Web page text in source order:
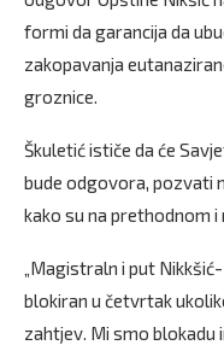
formi da garancija da
zakopavanja
groznice.
Škuletić ističe da će
bude odgovora, pozvati
kako su na prethodnom i
„Magistraln i put
blokiran u četvrtak
zahtjev. Mi smo blokadu